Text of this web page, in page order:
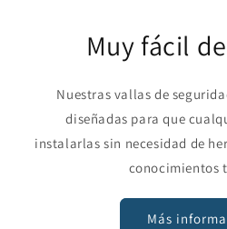
Muy fácil
Nuestras vallas de
diseñadas para que
instalarlas sin necesidad de
conocimientos
Más